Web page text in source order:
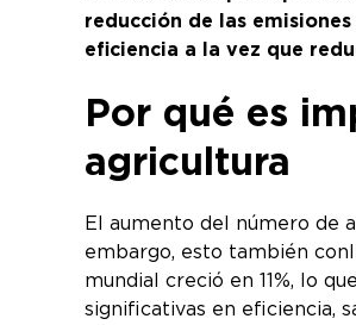
reducción de las
eficiencia a la vez que
Por qué es
agricultura
El aumento del número de
embargo, esto también
mundial creció en 11%, lo
significativas en eficiencia,